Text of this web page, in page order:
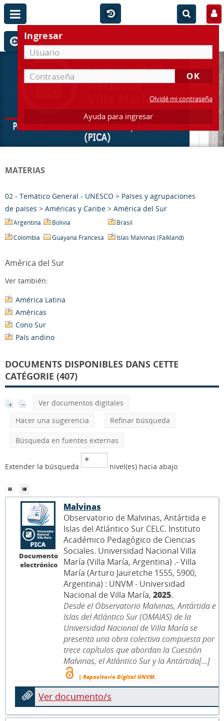
Ingresar
Olvidé mi contraseña
Ayuda para ingresar
MATERIAS
02 - Temático General - UNESCO > Países y agrupaciones
de países > Américas y Caribe > América del Sur
Argentina Bolivia
Brasil
Colombia
Guayana Francesa Islas Malvinas (Falkland)
América del Sur
Ver también:
América Latina
Américas
Cono Sur
País andino
DOCUMENTS DISPONIBLES DANS CETTE
CATÉGORIE (407)
Ver documentos digitales
Hacer una sugerencia
Refinar búsqueda
Búsqueda en fuentes externas
Extender la búsqueda nivel(es) hacia abajo
Documento
electrónico
Malvinas
Observatorio de Malvinas, Antártida e
Islas del Atlántico Sur CELC. Instituto
Académico Pedagógico de Ciencias
Sociales. Universidad Nacional Villa
María (Villa María, Argentina) .- Villa
María (Arturo Jauretche 1555, 5900,
Argentina) : UNVM - Universidad
Nacional de Villa María, 2025.
Desde el Observatorio Malvinas, Antártida e
Islas del Atlántico Sur (OMAIAS) de la
Universidad Nacional de Villa María se
presenta una obra colectiva compuesta por
trece capítulos que abordan la Cuestión
Malvinas, el Atlántico Sur y la Antártida[...]
| Repositorio Digital UNVM.
Ver documento/s